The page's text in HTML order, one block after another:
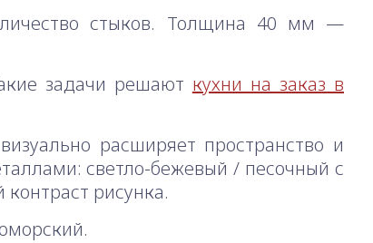
стыков. Толщина 40 мм —
задачи решают кухни на заказ в
расширяет пространство и
светло-бежевый / песочный с
рисунка.